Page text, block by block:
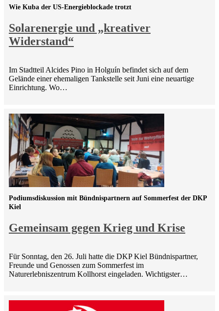
Solarenergie und „kreativer
Widerstand“
Wie Kuba der US-Energieblockade trotzt
Im Stadtteil Alcides Pino in Holguín befindet sich auf dem
Gelände einer ehemaligen Tankstelle seit Juni eine neuartige
Einrichtung. Wo…
Gemeinsam gegen Krieg und Krise
Podiumsdiskussion mit Bündnispartnern auf Sommerfest der DKP
Kiel
Für Sonntag, den 26. Juli hatte die DKP Kiel Bündnispartner,
Freunde und Genossen zum Sommerfest im
Naturerlebniszentrum Kollhorst eingeladen. Wichtigster…